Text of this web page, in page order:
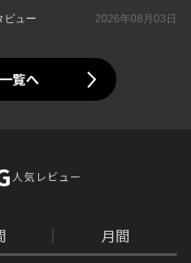
ビュー 2026年08月03日
覧へ
人気レビュー
月間